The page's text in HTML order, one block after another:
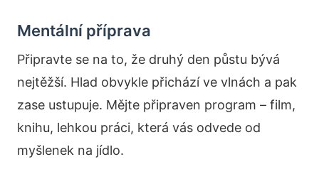
Mentální příprava
Připravte se na to, že druhý den půstu bývá
nejtěžší. Hlad obvykle přichází ve vlnách a pak
zase ustupuje. Mějte připraven program – film,
knihu, lehkou práci, která vás odvede od
myšlenek na jídlo.